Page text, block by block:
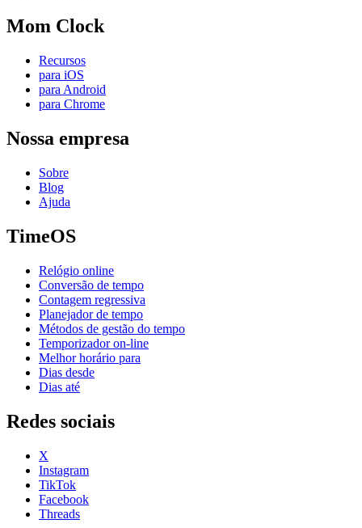
Mom Clock
Recursos
para iOS
para Android
para Chrome
Nossa empresa
Sobre
Blog
Ajuda
TimeOS
Relógio online
Conversão de tempo
Contagem regressiva
Planejador de tempo
Métodos de gestão do tempo
Temporizador on-line
Melhor horário para
Dias desde
Dias até
Redes sociais
X
Instagram
TikTok
Facebook
Threads